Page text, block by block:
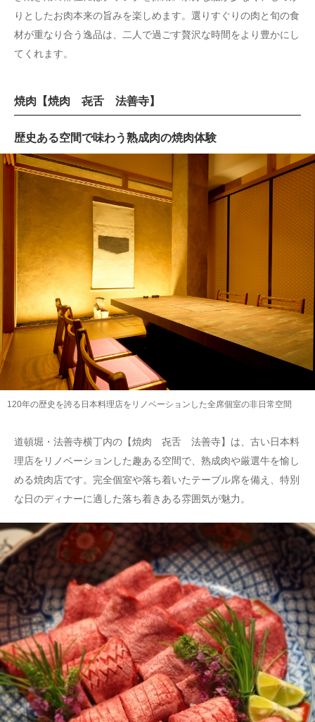
りとしたお肉本来の旨みを楽しめます。選りすぐりの肉と旬の食
材が重なり合う逸品は、二人で過ごす贅沢な時間をより豊かにし
てくれます。
焼肉【焼肉 㐂舌 法善寺】
歴史ある空間で味わう熟成肉の焼肉体験
120年の歴史を誇る日本料理店をリノベーションした全席個室の非日常空間
道頓堀・法善寺横丁内の【焼肉 㐂舌 法善寺】は、古い日本料
理店をリノベーションした趣ある空間で、熟成肉や厳選牛を愉し
める焼肉店です。完全個室や落ち着いたテーブル席を備え、特別
な日のディナーに適した落ち着きある雰囲気が魅力。